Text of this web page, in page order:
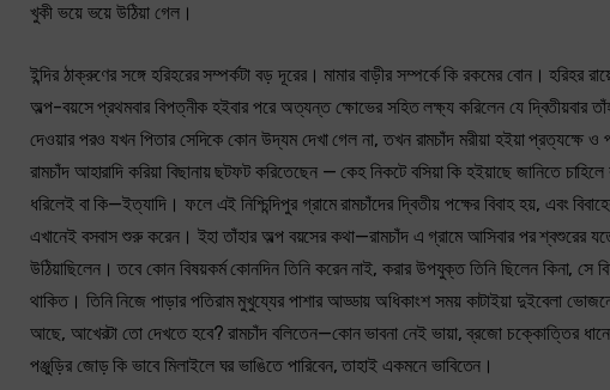
খুকী ভয়ে ভয়ে উঠিয়া গেল।
ইন্দির ঠাক্‌রুণের সঙ্গে হরিহরের সম্পর্কটা বড় দূরের। মামার বাড়ীর সম্পর্কে কি রকমের বোন। হরিহর
অল্প-বয়সে প্রথমবার বিপত্নীক হইবার পরে অত্যন্ত ক্ষোভের সহিত লক্ষ্য করিলেন যে দ্বিতীয়বার
দেওয়ার পরও যখন পিতার সেদিকে কোন উদ্যম দেখা গেল না, তখন রামচাঁদ মরীয়া হইয়া প্রত্যক্ষে
রামচাঁদ আহারাদি করিয়া বিছানায় ছটফট করিতেছেন — কেহ নিকটে বসিয়া কি হইয়াছে জানিতে
ধরিলেই বা কি—ইত্যাদি। ফলে এই নিশ্চিন্দিপুর গ্রামে রামচাঁদের দ্বিতীয় পক্ষের বিবাহ হয়, এবং
এখানেই বসবাস শুরু করেন। ইহা তাঁহার অল্প বয়সের কথা—রামচাঁদ এ গ্রামে আসিবার পর
উঠিয়াছিলেন। তবে কোন বিষয়কর্ম কোনদিন তিনি করেন নাই, করার উপযুক্ত তিনি ছিলেন কিনা,
থাকিত। তিনি নিজে পাড়ার পতিরাম মুখুয্যের পাশার আড্ডায় অধিকাংশ সময় কাটাইয়া দুইবেলা
আছে, আখেরটা তো দেখতে হবে? রামচাঁদ বলিতেন—কোন ভাবনা নেই ভায়া, ব্রজো চক্কোত্তির
পঞ্জুড়ির জোড় কি ভাবে মিলাইলে ঘর ভাঙিতে পারিবেন, তাহাই একমনে ভাবিতেন।